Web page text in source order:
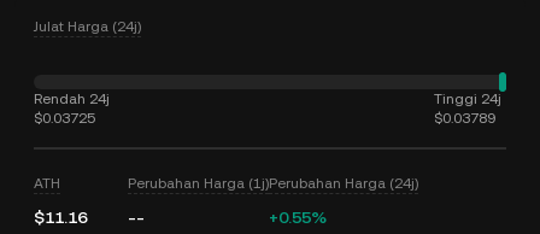
Julat Harga (24j)
Rendah 24j
$0.03725
Tinggi 24j
$0.03789
ATH
$11.16
Perubahan Harga (1j)
--
Perubahan Harga (24j)
+0.55%